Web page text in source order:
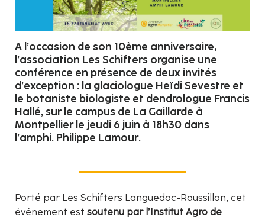
A l’occasion de son 10ème anniversaire,
l’association Les Schifters organise une
conférence en présence de deux invités
d’exception : la glaciologue Heïdi Sevestre et
le botaniste biologiste et dendrologue Francis
Hallé, sur le campus de La Gaillarde à
Montpellier le jeudi 6 juin à 18h30 dans
l’amphi. Philippe Lamour.
Porté par Les Schifters Languedoc-Roussillon, cet
événement est soutenu par l’Institut Agro de